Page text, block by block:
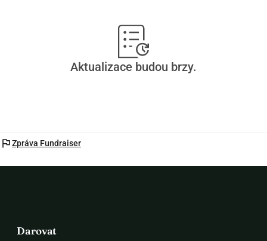
Aktualizace budou brzy.
flagZpráva Fundraiser
Darovat